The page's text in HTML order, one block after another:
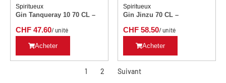
Spiritueux
Gin Tanqueray 10 70 CL –
CHF 47.60/ unité
Acheter
Spiritueux
Gin Jinzu 70 CL –
CHF 58.50/ unité
Acheter
1 2 Suivant